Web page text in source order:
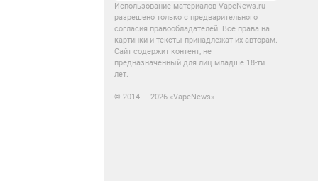
Использование материалов VapeNews.ru
разрешено только с предварительного
согласия правообладателей. Все права на
картинки и тексты принадлежат их авторам.
Сайт содержит контент, не
предназначенный для лиц младше 18-ти
лет.
© 2014 — 2026 «VapeNews»